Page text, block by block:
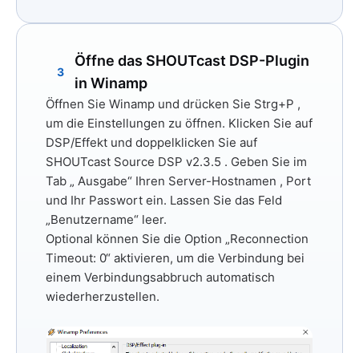
3
Öffne das SHOUTcast DSP-Plugin
in Winamp
Öffnen Sie Winamp und drücken Sie Strg+P ,
um die Einstellungen zu öffnen. Klicken Sie auf
DSP/Effekt und doppelklicken Sie auf
SHOUTcast Source DSP v2.3.5 . Geben Sie im
Tab „ Ausgabe“ Ihren Server-Hostnamen , Port
und Ihr Passwort ein. Lassen Sie das Feld
„Benutzername“ leer.
Optional können Sie die Option „Reconnection
Timeout: 0“ aktivieren, um die Verbindung bei
einem Verbindungsabbruch automatisch
wiederherzustellen.